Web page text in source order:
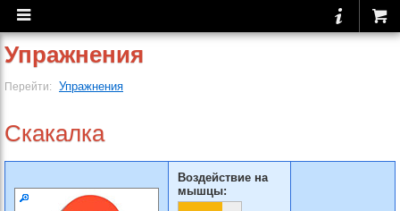
Упражнения
Перейти: Упражнения
Скакалка
Воздействие на
мышцы: